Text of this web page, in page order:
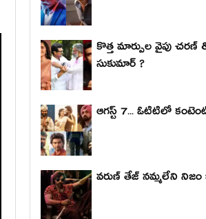
కొత్త మార్పుల వైపు చరణ్
సుకుమార్ ?
ఆగస్ట్ 7... ఓటిటిలో
వరుణ్ తేజ్ నమ్మలేని